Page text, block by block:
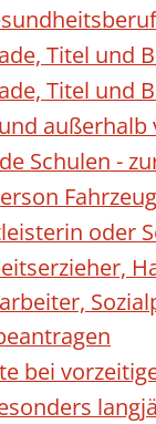
Titel und
Titel und
Schulen -
oder
bei